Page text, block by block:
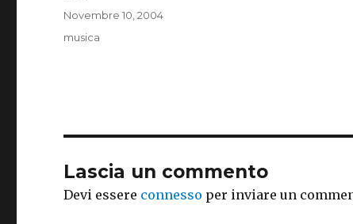
Pubblicato
Novembre 10, 2004
Categorie
musica
Lascia un commento
Devi essere connesso per inviare un